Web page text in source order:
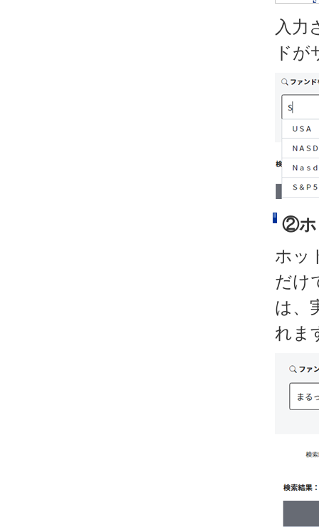
入力
ド
②ホ
ホッ
だけ
は、
れま